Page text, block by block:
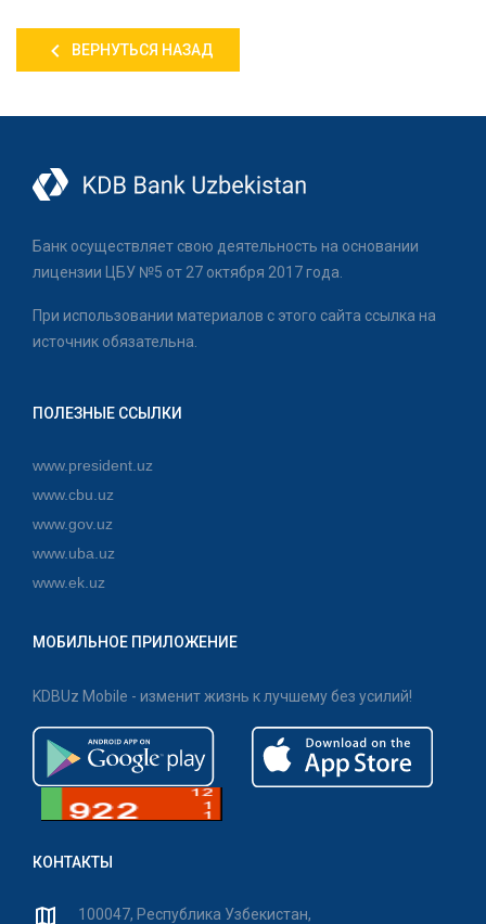
ВЕРНУТЬСЯ НАЗАД
Банк осуществляет свою деятельность на основании
лицензии ЦБУ №5 от 27 октября 2017 года.
При использовании материалов с этого сайта ссылка на
источник обязательна.
ПОЛЕЗНЫЕ ССЫЛКИ
www.president.uz
www.cbu.uz
www.gov.uz
www.uba.uz
www.ek.uz
МОБИЛЬНОЕ ПРИЛОЖЕНИЕ
KDBUz Mobile - изменит жизнь к лучшему без усилий!
КОНТАКТЫ
100047, Республика Узбекистан,